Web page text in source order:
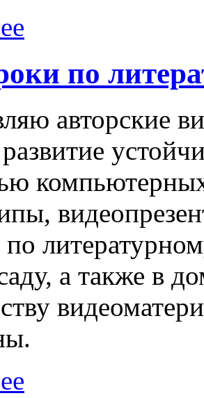
по
авторские
развитие
по
а также в